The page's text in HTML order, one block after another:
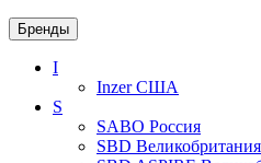
Бренды
I
InzerСША
S
SABO Россия
SBD Великобритания